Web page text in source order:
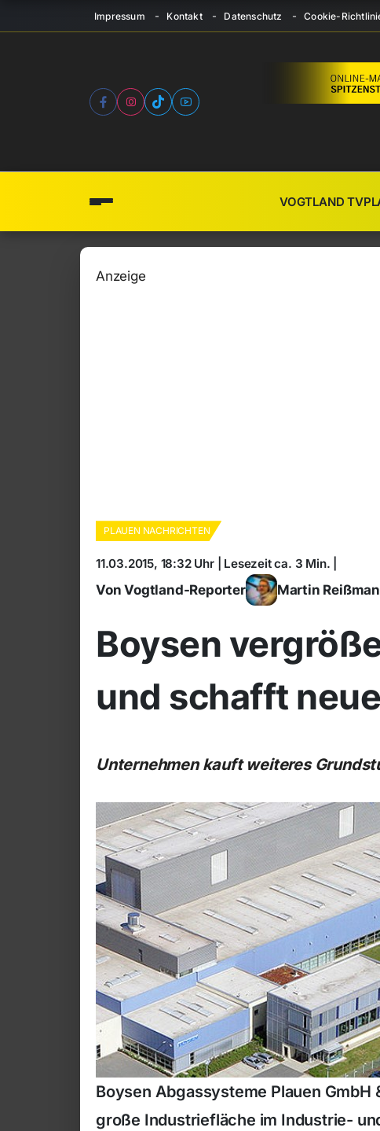
Impressum Kontakt Datenschutz Cookie-
VOGTLAND TV
Anzeige
PLAUEN NACHRICHTEN
11.03.2015, 18:32 Uhr | Lesezeit ca. 3 Min. |
Von Vogtland-Reporter Martin
Boysen
und schafft
Unternehmen kauft weiteres
Boysen Abgassysteme Plauen GmbH
große Industriefläche im Industrie-